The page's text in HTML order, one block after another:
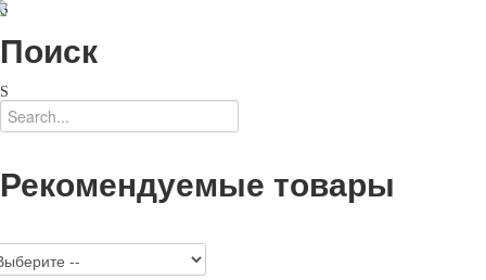
Поиск
Рекомендуемые товары